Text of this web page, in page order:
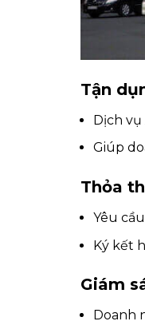
Tận
Dịch vụ
Giúp
Thỏa
Yêu
Ký kết
Giám
Doanh